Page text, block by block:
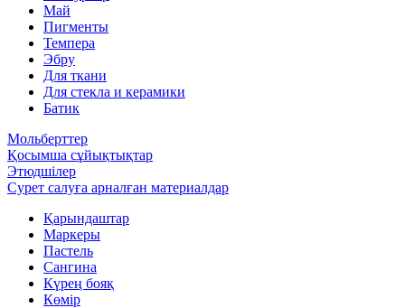
Май
Пигменты
Темпера
Эбру
Для ткани
Для стекла и керамики
Батик
Мольберттер
Қосымша сұйықтықтар
Этюдшілер
Сурет салуға арналған материалдар
Қарындаштар
Маркеры
Пастель
Сангина
Күрең бояқ
Көмір